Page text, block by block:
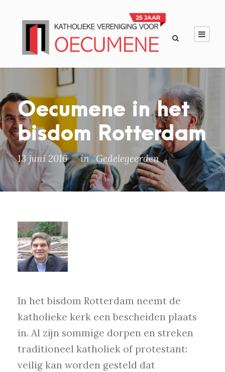
Oecumene in het
bisdom Rotterdam
13 juni 2016 in Gedelegeerden
In het bisdom Rotterdam neemt de
katholieke kerk een bescheiden plaats
in. Al zijn sommige dorpen en streken
traditioneel katholiek of protestant:
veilig kan worden gesteld dat